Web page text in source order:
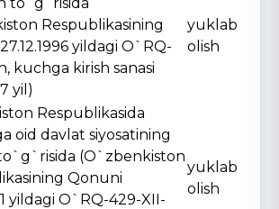
Respublikasining
yildagi O`RQ-
kuchga kirish sanasi
yil)
yuklab
olish
Respublikasida
oid davlat siyosatining
(O`zbenkiston
Qonuni
yildagi O`RQ-429-XII-
yuklab
olish